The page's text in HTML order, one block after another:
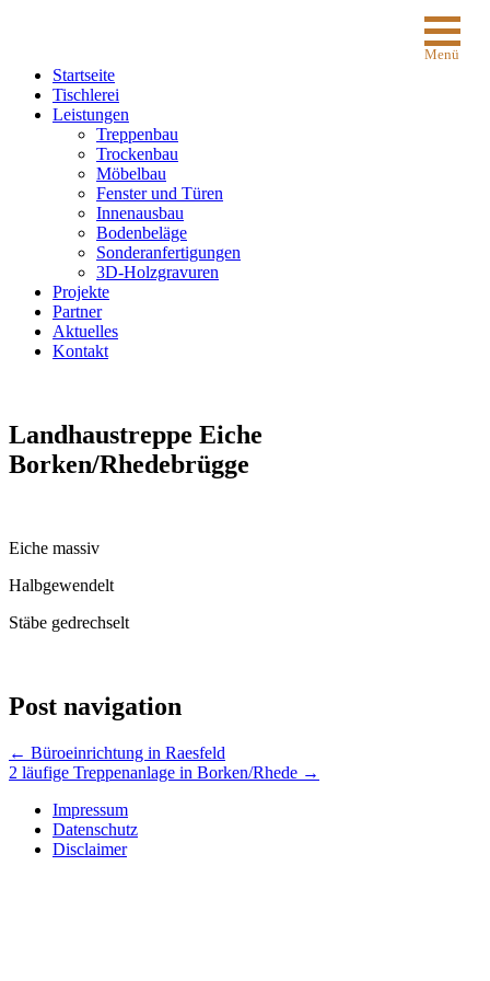
Startseite
Tischlerei
Leistungen
Treppenbau
Trockenbau
Möbelbau
Fenster und Türen
Innenausbau
Bodenbeläge
Sonderanfertigungen
3D-Holzgravuren
Projekte
Partner
Aktuelles
Kontakt
Landhaustreppe Eiche
Borken/Rhedebrügge
Eiche massiv
Halbgewendelt
Stäbe gedrechselt
Post navigation
← Büroeinrichtung in Raesfeld
2 läufige Treppenanlage in Borken/Rhede →
Impressum
Datenschutz
Disclaimer
Menü